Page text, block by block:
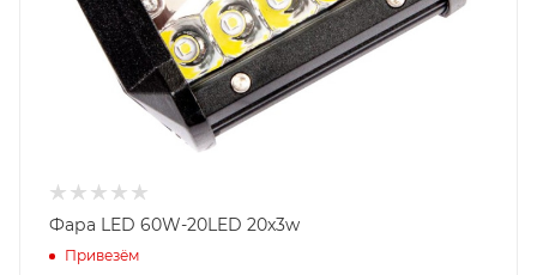
Фара LED 60W-20LED 20x3w
Привезём